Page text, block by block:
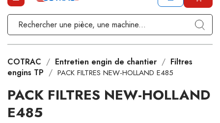
COTRAC Entretien engin de chantier
Filtres
engins TP
PACK FILTRES NEW-HOLLAND E485
PACK FILTRES NEW-HOLLAND
E485